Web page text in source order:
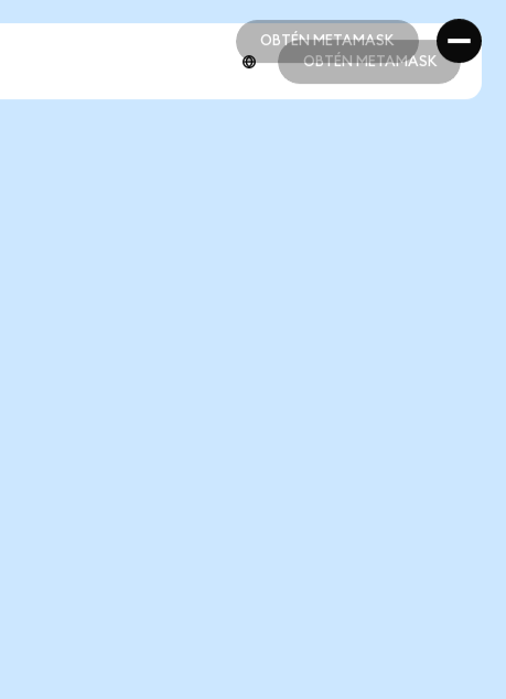
OBTÉN METAMASK
OBTÉN METAMASK
OBTÉN METAMASK